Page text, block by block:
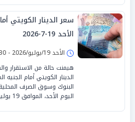
سعر الدينار الكويتي
الأحد 19-7-2026
الأحد 19/يوليو/2026 - 11:30 ص
هيمنت حالة من الاستقرار
الدينار الكويتي أمام
البنوك وسوق الصرف المحلية
اليوم الأحد، الموافق 19 يوليو 2026.